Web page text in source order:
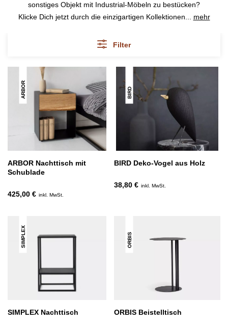
sonstiges Objekt mit Industrial-Möbeln zu bestücken?
Klicke Dich jetzt durch die einzigartigen Kollektionen... mehr
Filter
ARBOR
ARBOR Nachttisch mit
Schublade
425,00 € inkl. MwSt.
BIRD
BIRD Deko-Vogel aus Holz
38,80 € inkl. MwSt.
SIMPLEX
SIMPLEX Nachttisch
ORBIS
ORBIS Beistelltisch